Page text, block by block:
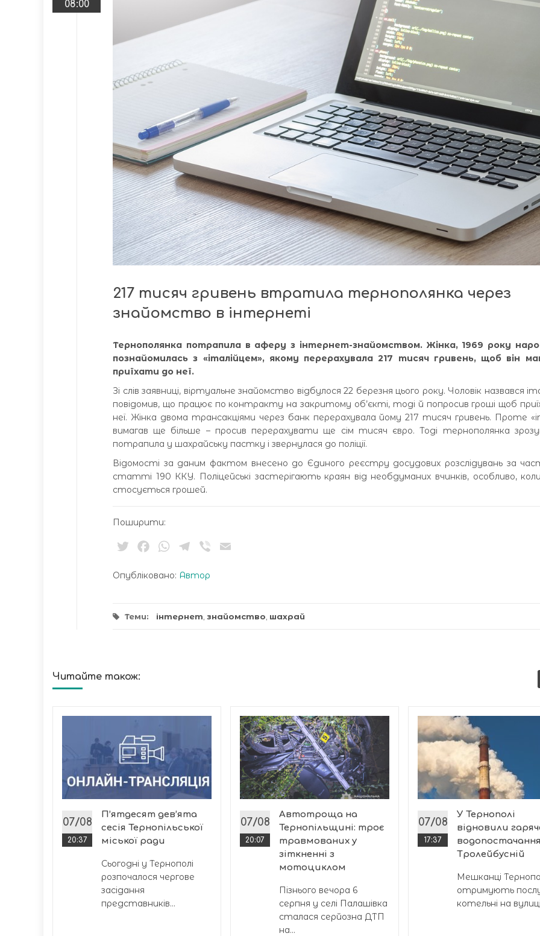
08:00
217 тисяч гривень втратила тернополянка через
знайомство в інтернеті
Тернополянка потрапила в аферу з інтернет-знайомством. Жінка, 1969 року
познайомилась з «італійцем», якому перерахувала 217 тисяч гривень, щоб він
приїхати до неї.
Зі слів заявниці, віртуальне знайомство відбулося 22 березня цього року. Чоловік назвався
повідомив, що працює по контракту на закритому об’єкті, тоді й попросив гроші щоб
неї. Жінка двома трансакціями через банк перерахувала йому 217 тисяч гривень. Проте
вимагав ще більше – просив перерахувати ще сім тисяч євро. Тоді тернополянка
потрапила у шахрайську пастку і звернулася до поліції.
Відомості за даним фактом внесено до Єдиного реєстру досудових розслідувань за
статті 190 ККУ. Поліцейські застерігають краян від необдуманих вчинків, особливо,
стосується грошей.
Поширити:
TwitterFacebookWhatsApp
Telegram
Viber
Опубліковано: Автор
Теми: інтернет, знайомство, шахрай
Читайте також:
07/08
20:37
П’ятдесят дев’ята
сесія Тернопільської
міської ради
Сьогодні у Тернополі
розпочалося чергове
засідання
представників...
07/08
20:07
Автотроща на
Тернопільщині: троє
травмованих у
зіткненні з
мотоциклом
Пізнього вечора 6
серпня у селі Палашівка
сталася серйозна ДТП
на...
07/08
17:37
У Тернополі
відновили
Тролейбусній
Мешканці
отримують
котельні на